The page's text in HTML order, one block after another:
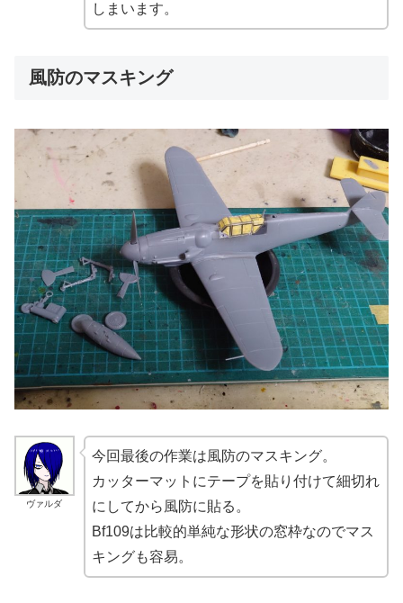
しまいます。
風防のマスキング
ヴァルダ
今回最後の作業は風防のマスキング。
カッターマットにテープを貼り付けて細切れ
にしてから風防に貼る。
Bf109は比較的単純な形状の窓枠なのでマス
キングも容易。